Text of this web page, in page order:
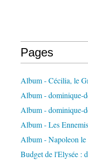
Pages
Album - Cécilia, le
Album - dominique-
Album - dominique-
Album - Les Ennemis
Album - Napoleon
Budget de l'Elysée :